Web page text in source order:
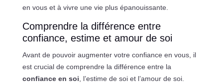
en vous et à vivre une vie plus épanouissante.
Comprendre la différence entre
confiance, estime et amour de soi
Avant de pouvoir augmenter votre confiance en vous, il
est crucial de comprendre la différence entre la
confiance en soi , l’estime de soi et l’amour de soi.